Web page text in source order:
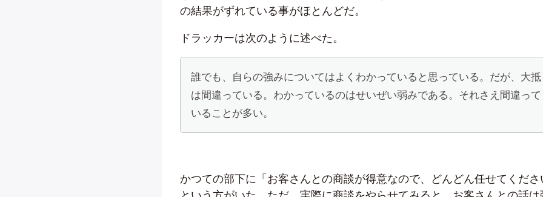
の結果がずれている事がほとんどだ。
ドラッカーは次のように述べた。
誰でも、自らの強みについてはよくわかっていると思っている。だが、大抵
は間違っている。わかっているのはせいぜい弱みである。それさえ間違って
いることが多い。
かつての部下に「お客さんとの商談が得意なので、どんどん任せてくださ